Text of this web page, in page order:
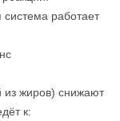
работает
из жиров) снижают
к: